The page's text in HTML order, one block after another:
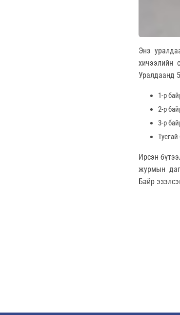
Энэ
хичээлийн
Уралдаанд
1-р
2-р
3-р
Ирсэн
журмын
Байр